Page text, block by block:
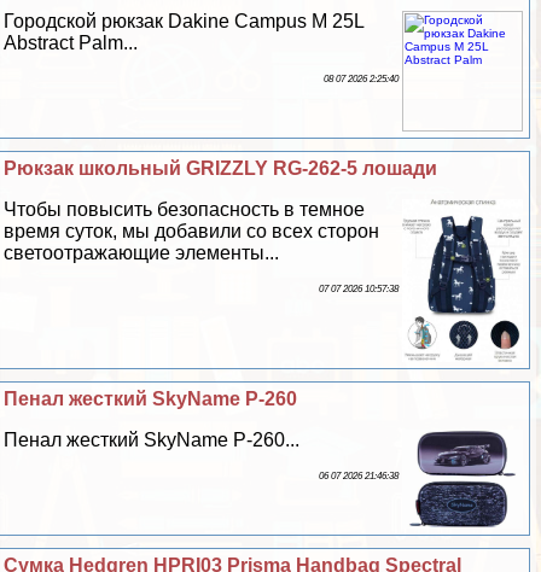
Городской рюкзак Dakine Campus M 25L
Abstract Palm...
08 07 2026 2:25:40
Рюкзак школьный GRIZZLY RG-262-5 лошади
Чтобы повысить безопасность в темное
время суток, мы добавили со всех сторон
светоотражающие элементы...
07 07 2026 10:57:38
Пенал жесткий SkyName P-260
Пенал жесткий SkyName P-260...
06 07 2026 21:46:38
Сумка Hedgren HPRI03 Prisma Handbag Spectral